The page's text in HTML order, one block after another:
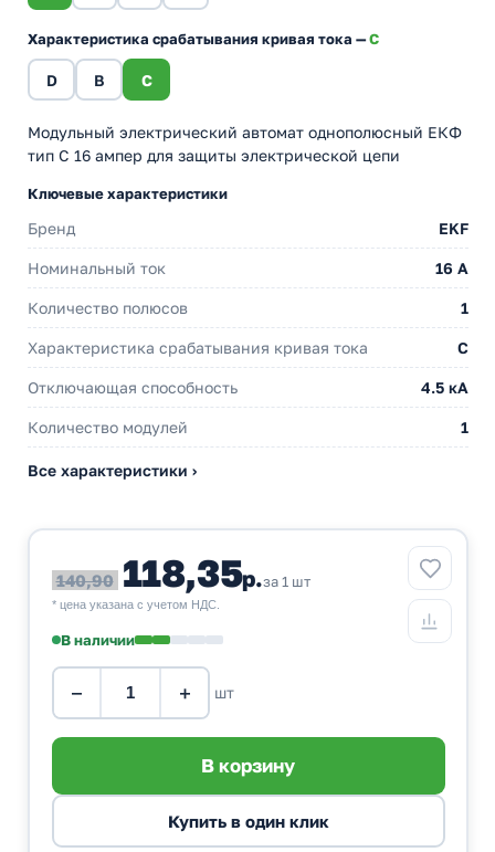
Характеристика срабатывания кривая тока —C
D B C
Модульный электрический автомат однополюсный ЕКФ
тип С 16 ампер для защиты электрической цепи
Ключевые характеристики
Бренд EKF
Номинальный ток 16 A
Количество полюсов 1
Характеристика срабатывания кривая тока C
Отключающая способность 4.5 кА
Количество модулей 1
Все характеристики ›
140,90 118,35р.за 1 шт
* цена указана с учетом НДС.
В наличии
− + шт